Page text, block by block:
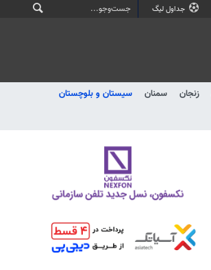
جداول لیگ
زنجان سمنان
سیستان و بلوچستان